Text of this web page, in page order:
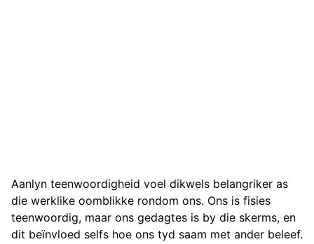
Aanlyn teenwoordigheid voel dikwels belangriker as
die werklike oomblikke rondom ons. Ons is fisies
teenwoordig, maar ons gedagtes is by die skerms, en
dit beïnvloed selfs hoe ons tyd saam met ander beleef.